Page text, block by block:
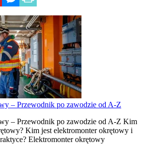
– Przewodnik po zawodzie od A-Z
– Przewodnik po zawodzie od A-Z Kim
Kim jest elektromonter okrętowy i
Elektromonter okrętowy